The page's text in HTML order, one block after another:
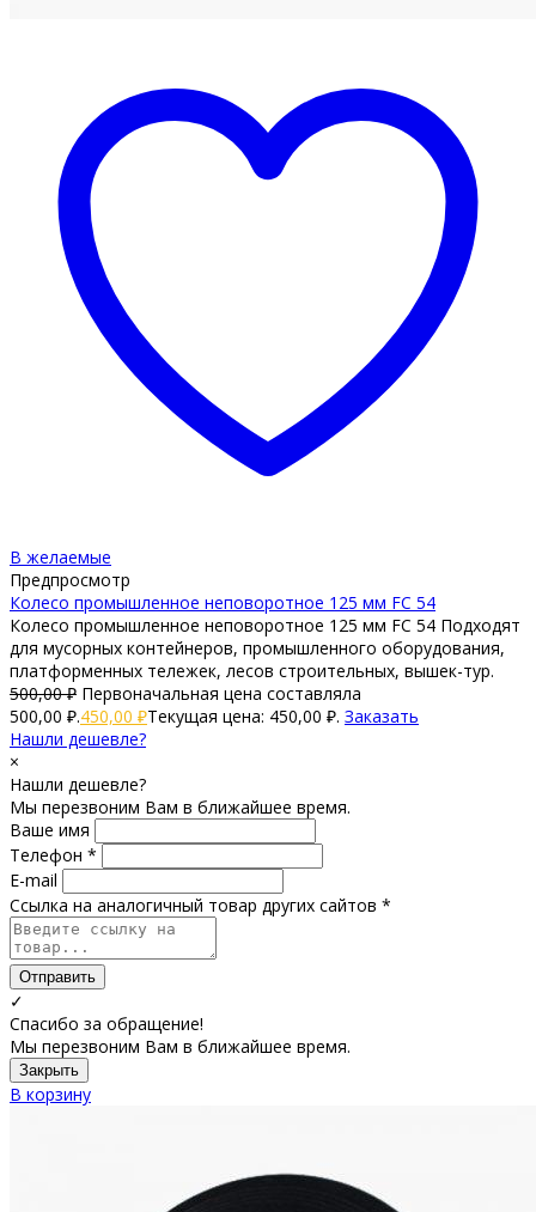
В желаемые
Предпросмотр
Колесо промышленное неповоротное 125 мм FC 54
Колесо промышленное неповоротное 125 мм FC 54 Подходят
для мусорных контейнеров, промышленного оборудования,
платформенных тележек, лесов строительных, вышек-тур.
500,00₽ Первоначальная цена составляла
500,00 ₽.450,00 ₽Текущая цена: 450,00 ₽. Заказать
Нашли дешевле?
×
Нашли дешевле?
Мы перезвоним Вам в ближайшее время.
Ваше имя
Телефон *
E-mail
Ссылка на аналогичный товар других сайтов *
Отправить
✓
Спасибо за обращение!
Мы перезвоним Вам в ближайшее время.
Закрыть
В корзину